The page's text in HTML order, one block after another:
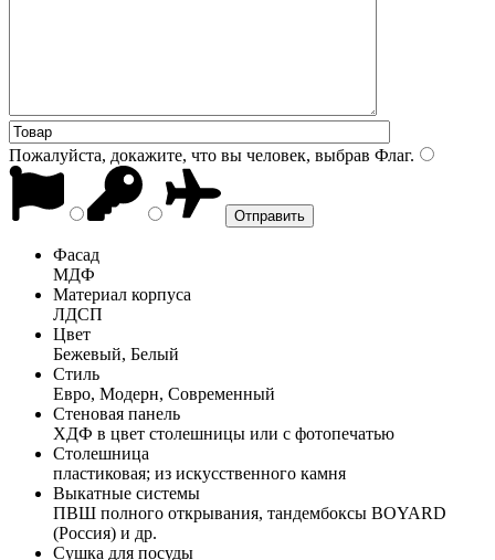
Пожалуйста, докажите, что вы человек, выбрав Флаг.
Фасад
МДФ
Материал корпуса
ЛДСП
Цвет
Бежевый, Белый
Стиль
Евро, Модерн, Современный
Стеновая панель
ХДФ в цвет столешницы или с фотопечатью
Столешница
пластиковая; из искусственного камня
Выкатные системы
ПВШ полного открывания, тандембоксы BOYARD
(Россия) и др.
Сушка для посуды